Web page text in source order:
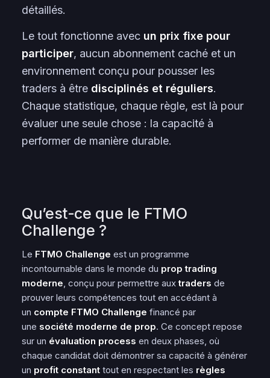
détaillés.
Le tout fonctionne avec un prix fixe pour
participer, aucun abonnement caché et un
environnement conçu pour pousser les
traders à être disciplinés et réguliers.
Chaque statistique, chaque règle, est là pour
évaluer une seule chose : la capacité à
performer de manière durable.
Qu’est-ce que le FTMO
Challenge ?
Le FTMO Challenge est un programme
incontournable dans le monde du prop trading
moderne, conçu pour permettre auxtraders de
prouver leurs compétences tout en accédant à
un compte FTMO Challenge financé par
une société moderne de prop. Ce concept repose
sur un évaluation process en deux phases, où
chaque candidat doit démontrer sa capacité à générer
un profit constant tout en respectant les règles